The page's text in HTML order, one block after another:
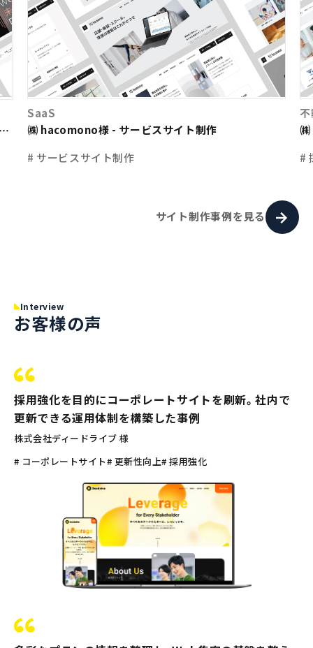
SaaS
㈱ hacomono様 - サービスサイト制作
# サービスサイト制作
#
サイト制作事例を見る
Interview
お客様の声
採用強化を目的にコーポレートサイトを刷新。社内で
更新できる運用体制を構築した事例
株式会社ディードライブ 様
# コーポレートサイト# 更新性向上# 採用強化